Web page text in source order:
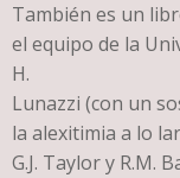
También es un
el equipo de la
H.
Lunazzi (con un
la alexitimia a lo
G.J. Taylor y R.M.